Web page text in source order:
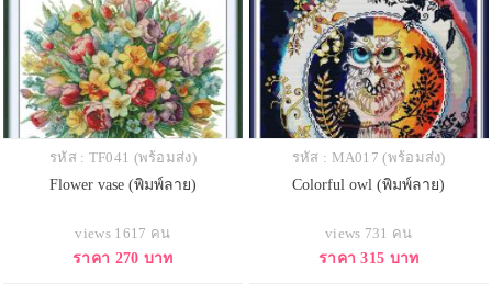
รหัส : TF041 (พร้อมส่ง)
Flower vase (พิมพ์ลาย)
views 1617 คน
ราคา 270 บาท
รหัส : MA017 (พร้อมส่ง)
Colorful owl (พิมพ์ลาย)
views 731 คน
ราคา 315 บาท